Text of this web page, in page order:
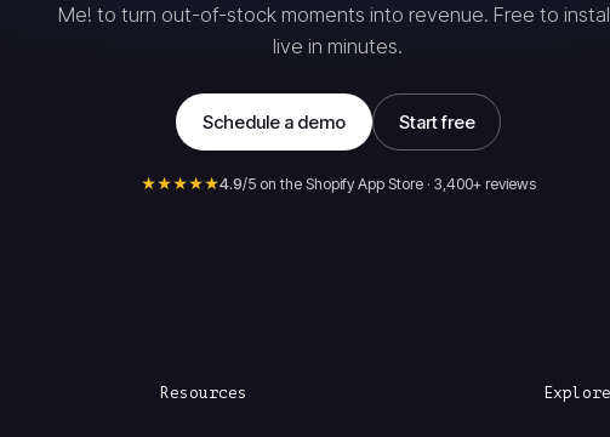
Me! to turn out-of-stock moments into revenue. Free to
live in minutes.
Schedule a demo Start free
★★★★★4.9/5 on the Shopify App Store · 3,400+ reviews
Resources